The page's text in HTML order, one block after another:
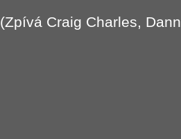
(Zpívá Craig Charles,